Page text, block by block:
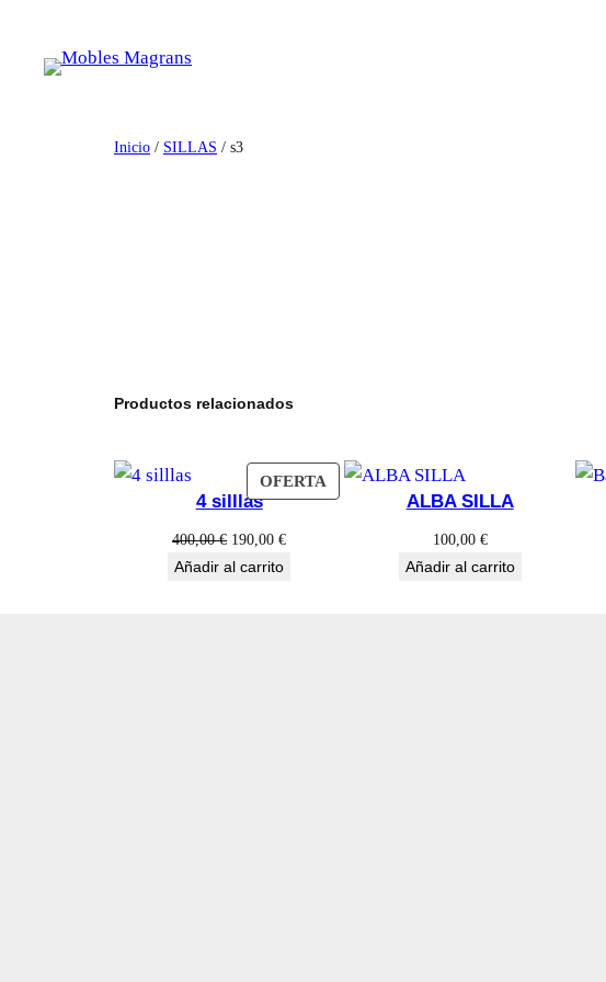
contenido
Inicio / SILLAS / s3
Productos relacionados
OFERTA PRODUCTO
4 silllas
400,00€ El
precio
190,00€El
Añadir al carrito
ALBA SILLA
100,00 €
Añadir al carrito